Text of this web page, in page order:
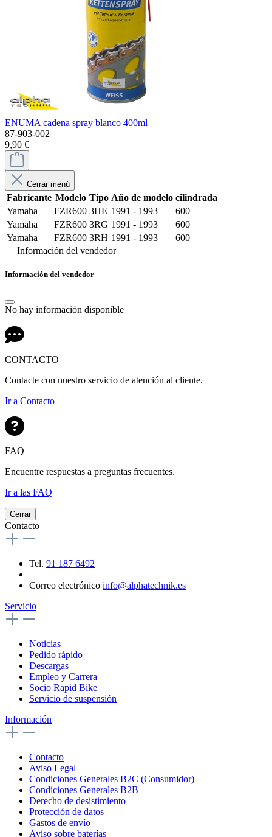
ENUMA cadena spray blanco 400ml
87-903-002
9,90 €
Cerrar menú
Fabricante Modelo Tipo Año de modelo cilindrada
Yamaha
FZR600 3HE 1991 - 1993
600
Yamaha
FZR600 3RG 1991 - 1993
600
Yamaha
FZR600 3RH 1991 - 1993
600
Información del vendedor
Información del vendedor
No hay información disponible
CONTACTO
Contacte con nuestro servicio de atención al cliente.
Ir a Contacto
FAQ
Encuentre respuestas a preguntas frecuentes.
Ir a las FAQ
Cerrar
Contacto
Tel. 91 187 6492
Correo electrónico info@alphatechnik.es
Servicio
Noticias
Pedido rápido
Descargas
Empleo y Carrera
Socio Rapid Bike
Servicio de suspensión
Información
Contacto
Aviso Legal
Condiciones Generales B2C (Consumidor)
Condiciones Generales B2B
Derecho de desistimiento
Protección de datos
Gastos de envío
Aviso sobre baterías